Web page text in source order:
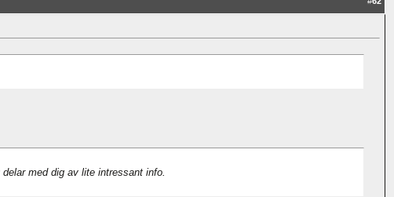
med dig av lite intressant info.